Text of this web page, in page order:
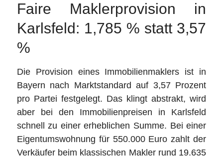
Faire Maklerprovision in
Karlsfeld: 1,785 % statt 3,57
%
Die Provision eines Immobilienmaklers ist in
Bayern nach Marktstandard auf 3,57 Prozent
pro Partei festgelegt. Das klingt abstrakt, wird
aber bei den Immobilienpreisen in Karlsfeld
schnell zu einer erheblichen Summe. Bei einer
Eigentumswohnung für 550.000 Euro zahlt der
Verkäufer beim klassischen Makler rund 19.635